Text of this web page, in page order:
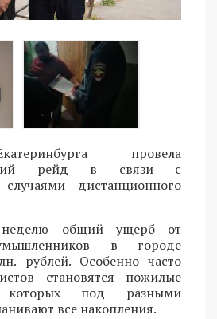
провела
рейд в связи с
дистанционного
общий ущерб от
в городе
рублей. Особенно часто
становятся пожилые
под разными
все накопления.